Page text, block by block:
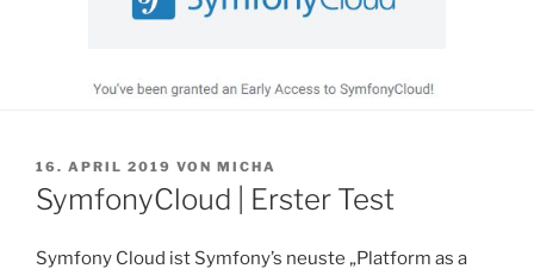
VERÖFFENTLICHT
AM
16. APRIL 2019 VON MICHA
SymfonyCloud | Erster Test
Symfony Cloud ist Symfony’s neuste „Platform as a